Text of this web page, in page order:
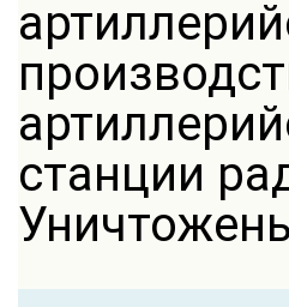
станции